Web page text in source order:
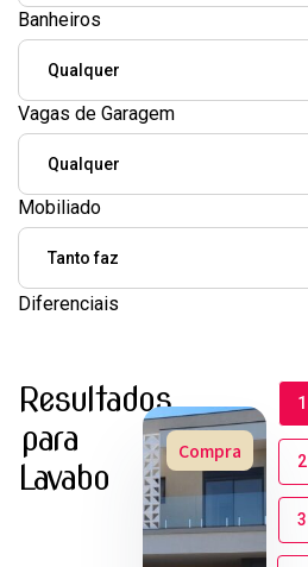
Banheiros
Vagas de Garagem
Mobiliado
Diferenciais
Resultados
para
Lavabo
Compra
1
2
3